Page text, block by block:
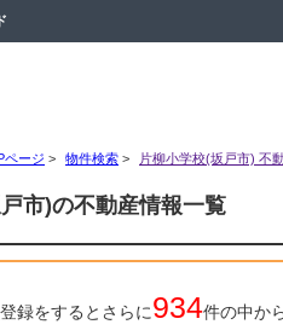
ページ > 物件検索 > 片柳小学校(坂戸市) 不
市)の不動産情報一覧
録をするとさらに934件の中か